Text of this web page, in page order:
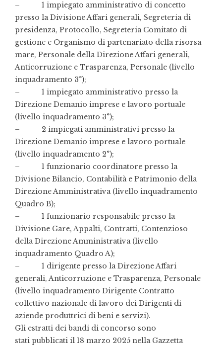
– 1 impiegato amministrativo di concetto
presso la Divisione Affari generali, Segreteria di
presidenza, Protocollo, Segreteria Comitato di
gestione e Organismo di partenariato della risorsa
mare, Personale della Direzione Affari generali,
Anticorruzione e Trasparenza, Personale (livello
inquadramento 3°);
– 1 impiegato amministrativo presso la
Direzione Demanio imprese e lavoro portuale
(livello inquadramento 3°);
– 2 impiegati amministrativi presso la
Direzione Demanio imprese e lavoro portuale
(livello inquadramento 2°);
– 1 funzionario coordinatore presso la
Divisione Bilancio, Contabilità e Patrimonio della
Direzione Amministrativa (livello inquadramento
Quadro B);
– 1 funzionario responsabile presso la
Divisione Gare, Appalti, Contratti, Contenzioso
della Direzione Amministrativa (livello
inquadramento Quadro A);
– 1 dirigente presso la Direzione Affari
generali, Anticorruzione e Trasparenza, Personale
(livello inquadramento Dirigente Contratto
collettivo nazionale di lavoro dei Dirigenti di
aziende produttrici di beni e servizi).
Gli estratti dei bandi di concorso sono
stati pubblicati il 18 marzo 2025 nella Gazzetta